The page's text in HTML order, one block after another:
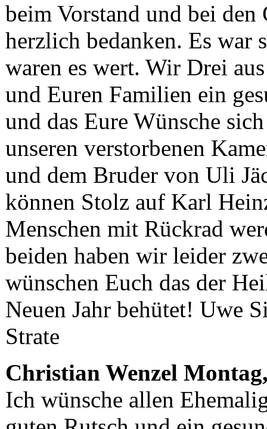
beim Vorstand und bei den
herzlich bedanken. Es war
waren es wert. Wir Drei
und Euren Familien ein
und das Eure Wünsche
unseren verstorbenen
und dem Bruder von Uli
können Stolz auf Karl
Menschen mit Rückrad
beiden haben wir leider
wünschen Euch das der
Neuen Jahr behütet! Uwe
Strate
Christian Wenzel
Ich wünsche allen